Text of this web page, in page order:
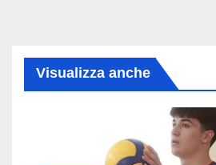
Visualizza anche